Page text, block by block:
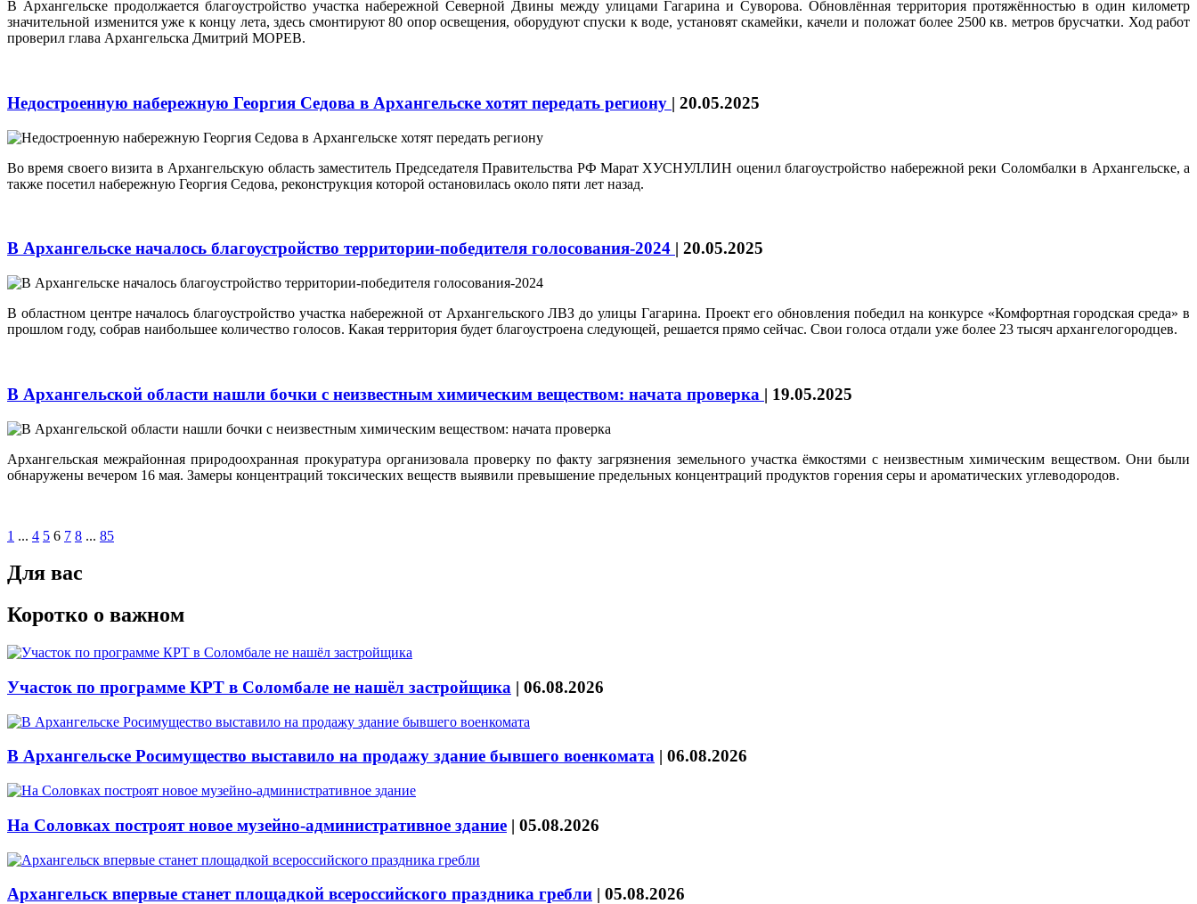
В Архангельске продолжается благоустройство участка набережной Северной Двины между улицами Гагарина и Суворова. Обновлённая территория протяжённостью в один километр
значительной изменится уже к концу лета, здесь смонтируют 80 опор освещения, оборудуют спуски к воде, установят скамейки, качели и положат более 2500 кв. метров брусчатки. Ход работ
проверил глава Архангельска Дмитрий МОРЕВ.
Недостроенную набережную Георгия Седова в Архангельске хотят передать региону | 20.05.2025
Во время своего визита в Архангельскую область заместитель Председателя Правительства РФ Марат ХУСНУЛЛИН оценил благоустройство набережной реки Соломбалки в Архангельске, а
также посетил набережную Георгия Седова, реконструкция которой остановилась около пяти лет назад.
В Архангельске началось благоустройство территории-победителя голосования‑2024 | 20.05.2025
В областном центре началось благоустройство участка набережной от Архангельского ЛВЗ до улицы Гагарина. Проект его обновления победил на конкурсе «Комфортная городская среда» в
прошлом году, собрав наибольшее количество голосов. Какая территория будет благоустроена следующей, решается прямо сейчас. Свои голоса отдали уже более 23 тысяч архангелогородцев.
В Архангельской области нашли бочки с неизвестным химическим веществом: начата проверка | 19.05.2025
Архангельская межрайонная природоохранная прокуратура организовала проверку по факту загрязнения земельного участка ёмкостями с неизвестным химическим веществом. Они были
обнаружены вечером 16 мая. Замеры концентраций токсических веществ выявили превышение предельных концентраций продуктов горения серы и ароматических углеводородов.
1 ... 4 5 6 7 8 ... 85
Для вас
Коротко о важном
Участок по программе КРТ в Соломбале не нашёл застройщика | 06.08.2026
В Архангельске Росимущество выставило на продажу здание бывшего военкомата | 06.08.2026
На Соловках построят новое музейно-административное здание | 05.08.2026
Архангельск впервые станет площадкой всероссийского праздника гребли | 05.08.2026